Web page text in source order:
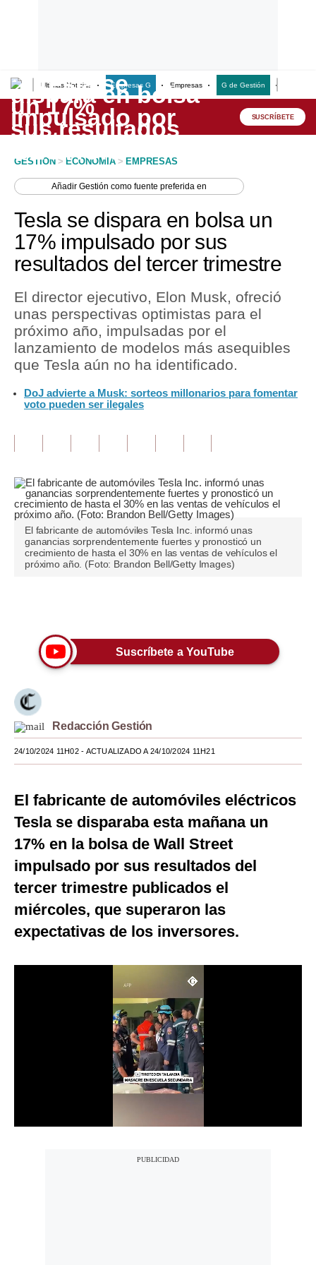
Últimas Noticias Empresas G Empresas G de Gestión
Lo último
Peru Quiosco
Economía
Mercados
Política
Tu Dinero
Finanzas Personales
Inmobiliarias
Opinión
Editorial
Pregunta de hoy
Blogs
Tendencias
Moda
Mundo
EEUU
México
España
Internacional
Tecnología
Mix
G de Gestión
Notas Contratadas
SUSCRÍBETE
GESTION > ECONOMIA > EMPRESAS
AñadirGestión como fuente preferida en
Tesla se dispara en bolsa un
17% impulsado por sus
resultados del tercer trimestre
El director ejecutivo, Elon Musk, ofreció
unas perspectivas optimistas para el
próximo año, impulsadas por el
lanzamiento de modelos más asequibles
que Tesla aún no ha identificado.
DoJ advierte a Musk: sorteos millonarios para fomentar
voto pueden ser ilegales
El fabricante de automóviles Tesla Inc. informó unas
ganancias sorprendentemente fuertes y pronosticó un
crecimiento de hasta el 30% en las ventas de vehículos el
próximo año. (Foto: Brandon Bell/Getty Images)
Suscríbete a YouTube
Redacción Gestión
24/10/2024 11H02- ACTUALIZADO A 24/10/2024 11H21
El fabricante de automóviles eléctricos
Tesla se disparaba esta mañana un
17% en la bolsa de Wall Street
impulsado por sus resultados del
tercer trimestre publicados el
miércoles, que superaron las
expectativas de los inversores.